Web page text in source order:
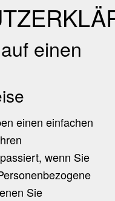
einen
einen einfachen
wenn Sie
Sie